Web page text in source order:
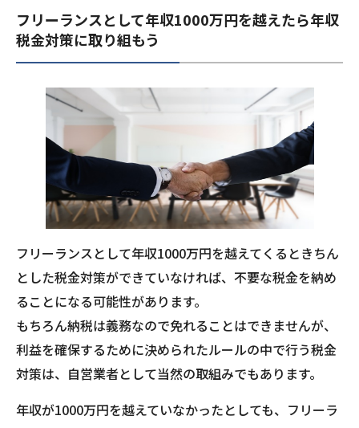
フリーランスとして年収1000万円を越えたら年収
税金対策に取り組もう
フリーランスとして年収1000万円を越えてくるときちん
とした税金対策ができていなければ、不要な税金を納め
ることになる可能性があります。
もちろん納税は義務なので免れることはできませんが、
利益を確保するために決められたルールの中で行う税金
対策は、自営業者として当然の取組みでもあります。
年収が1000万円を越えていなかったとしても、フリーラ